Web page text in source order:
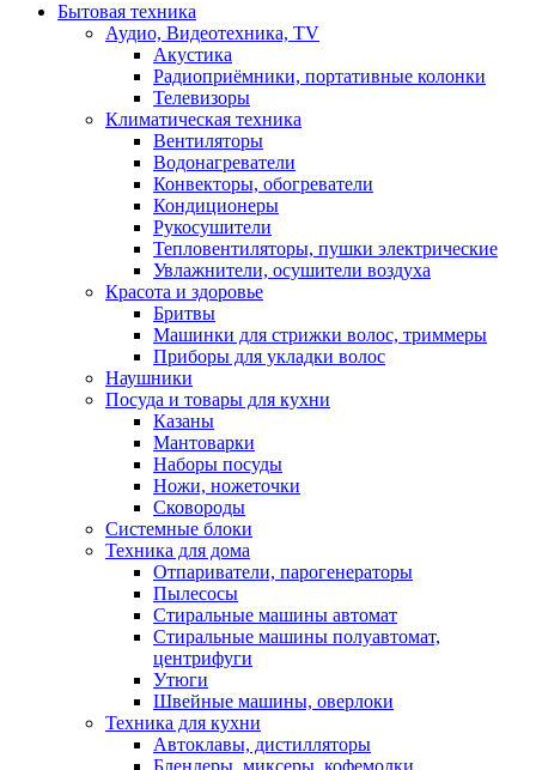
Бытовая техника
Аудио, Видеотехника, TV
Акустика
Радиоприёмники, портативные колонки
Телевизоры
Климатическая техника
Вентиляторы
Водонагреватели
Конвекторы, обогреватели
Кондиционеры
Рукосушители
Тепловентиляторы, пушки электрические
Увлажнители, осушители воздуха
Красота и здоровье
Бритвы
Машинки для стрижки волос, триммеры
Приборы для укладки волос
Наушники
Посуда и товары для кухни
Казаны
Мантоварки
Наборы посуды
Ножи, ножеточки
Сковороды
Системные блоки
Техника для дома
Отпариватели, парогенераторы
Пылесосы
Стиральные машины автомат
Стиральные машины полуавтомат,
центрифуги
Утюги
Швейные машины, оверлоки
Техника для кухни
Автоклавы, дистилляторы
Блендеры, миксеры, кофемолки